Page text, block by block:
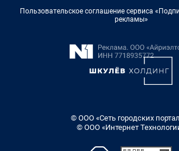
Пользовательское соглашение сервиса
рекламы»
© ООО «Сеть городских
© ООО «Интернет